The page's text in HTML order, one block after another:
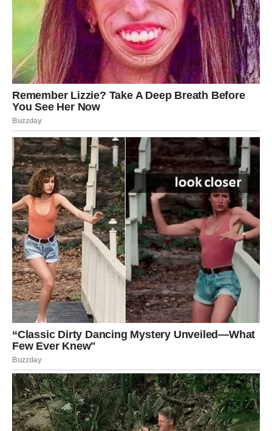
4. OVAN – Nagrada za
hrabrost, povratak energije i
preokret koji menja život
Ovan je imao težak period — emotivne turbulencije,
finansijske strepnje, nesigurnosti, povrede, sumnje.
Ali decembar donosi ono što Ovan najbolje ume da
prepozna:novu šansu za novi početak.
Šta je Ovnova nagrada?
✓ Veliki lični preokret
Ovan se budi.
Vraća mu se samopouzdanje, snaga, motivacija.
Kao da napokon shvata ko je i koliko može.
✓ Novac i prilika koju treba zgrabiti
Mnogo Ovnovima stiže: